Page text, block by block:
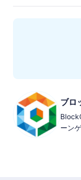
本作
ブル
導入
ブロ
ーン